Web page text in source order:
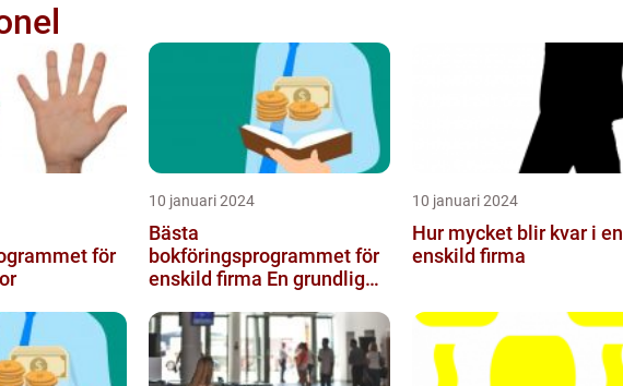
för
10 januari 2024
Bästa
bokföringsprogrammet för
enskild firma En grundlig
10 januari 2024
Hur mycket blir kvar i en
enskild firma